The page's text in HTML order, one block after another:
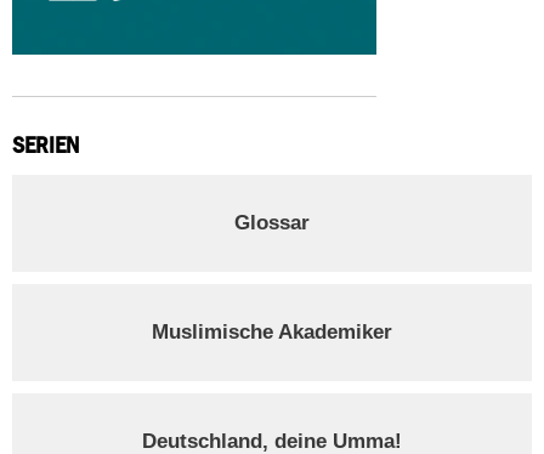
SERIEN
Glossar
Muslimische Akademiker
Deutschland, deine Umma!